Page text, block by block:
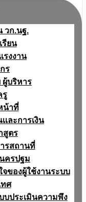
วก.นฐ.
รียน
งงาน
ร
ผู้บริหาร
รู
น้าที่
ละการเงิน
สูตร
รสถานที่
ครปฐม
ของผู้ใช้งานระบบ
ทศ
บประเมินความพึง